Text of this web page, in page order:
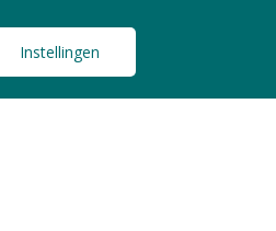
Instellingen